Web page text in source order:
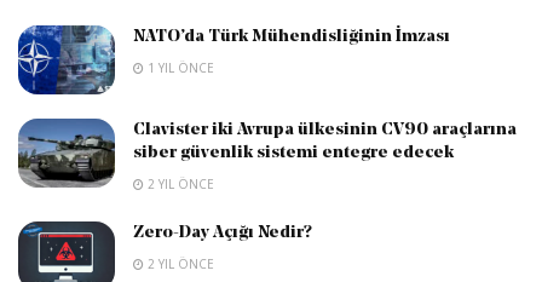
NATO’da Türk Mühendisliğinin İmzası
1 YIL ÖNCE
Clavister iki Avrupa ülkesinin CV90 araçlarına
siber güvenlik sistemi entegre edecek
2 YIL ÖNCE
Zero-Day Açığı Nedir?
2 YIL ÖNCE